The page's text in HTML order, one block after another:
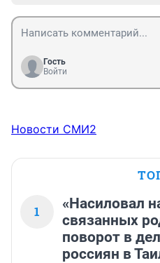
Гость
Войти
Новости СМИ2
1
«Насиловал
связанных
поворот в
россиян в